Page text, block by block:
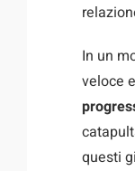
In un
veloce
questi